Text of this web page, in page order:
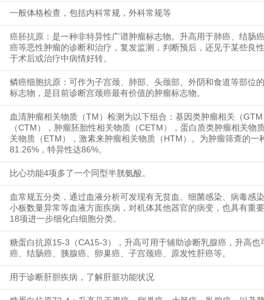
一般体格检查，包括内科常规，外科常规等
癌胚抗原：是一种非特异性广谱肿瘤标志物。升高用于肺癌、结肠
癌等恶性肿瘤的诊断和治疗，复发监测，判断预后，还见于某些良
于术后或治疗中病情好转。
鳞癌细胞抗原：可作为子宫颈、肺部、头颈部、外阴和食道等部位
标志物，是目前诊断宫颈癌最有价值的肿瘤标志物。
血清肿瘤相关物质（TM）检测为以下组合：基因类肿瘤相关（
（CTM），肿瘤胚胎性相关物质（CETM），蛋白质类肿瘤相关物
关物质（ETM），激素来肿瘤相关物质（HTM）。为肿瘤筛查的一
81.26%，特异性达86%。
比心功能4项多了一个同型半胱氨酸。
血常规五分类，通过血液分析可发现有无贫血、细菌感染、病毒感
小板数量异常等血液方面疾病，对机体其他器官的病变，也具有重
18项进一步细化白细胞分类。
糖蛋白抗原15-3（CA15-3），升高可用于辅助诊断乳腺癌，升高也
癌、结肠癌、胰腺癌、卵巢癌、子宫颈癌、原发性肝癌等。
用于诊断肝胆疾病，了解肝脏功能状况